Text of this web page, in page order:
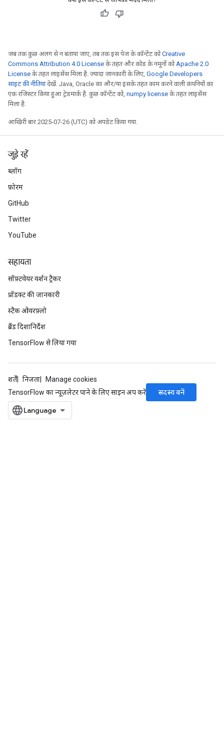
जब तक कुछ अलग से न बताया जाए, तब तक इस पेज के कॉन्टेंट कोCreative
Commons Attribution 4.0 License के तहत और कोड के नमूनों कोApache 2.0
License के तहत लाइसेंस मिला है. ज़्यादा जानकारी के लिए, Google Developers
साइट की नीतियांदेखें. Java, Oracle का और/या इसके तहत काम करने वाली कंपनियों का
एक रजिस्टर किया हुआ ट्रेडमार्क है. कुछ कॉन्टेंट को, numpy license के तहत लाइसेंस
मिला है.
आखिरी बार 2025-07-26 (UTC) को अपडेट किया गया.
जुड़े रहें
ब्लॉग
फ़ोरम
GitHub
Twitter
YouTube
सहायता
सॉफ़्टवेयर वर्शन ट्रैकर
प्रॉडक्ट की जानकारी
स्टैक ओवरफ़्लो
ब्रैंड दिशानिर्देश
TensorFlow से लिया गया
शर्तें निजता
Manage cookies
TensorFlow का न्यूज़लेटर पाने के लिए साइन अप करें
सदस्य बनें